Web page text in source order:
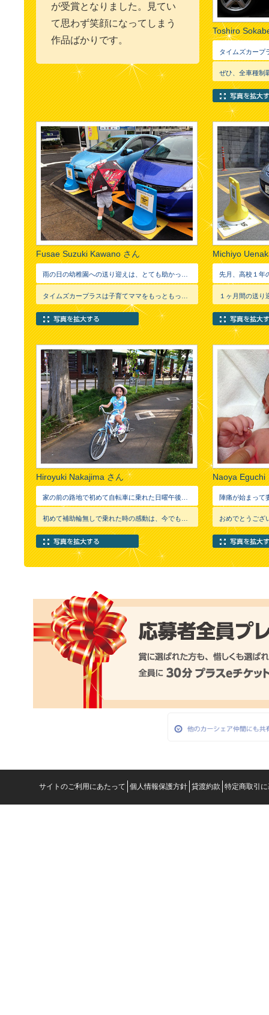
が受賞となりました。見てい
て思わず笑顔になってしまう
作品ばかりです。
Toshiro
ぜひ、全車種制
Fusae Suzuki Kawano さん Michiyo
Hiroyuki Nakajima さん Naoya Eguchi
サイトのご利用にあたって 個人情報保護方針 貸渡約款 特定商取引